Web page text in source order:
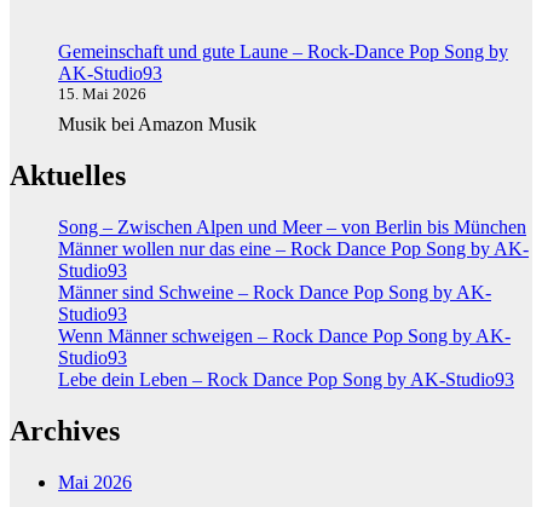
Gemeinschaft und gute Laune – Rock-Dance Pop Song by
AK-Studio93
15. Mai 2026
Musik bei Amazon Musik
Aktuelles
Song – Zwischen Alpen und Meer – von Berlin bis München
Männer wollen nur das eine – Rock Dance Pop Song by AK-
Studio93
Männer sind Schweine – Rock Dance Pop Song by AK-
Studio93
Wenn Männer schweigen – Rock Dance Pop Song by AK-
Studio93
Lebe dein Leben – Rock Dance Pop Song by AK-Studio93
Archives
Mai 2026